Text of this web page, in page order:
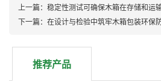
上一篇：稳定性测试可确保木箱在存储和运
下一篇：在设计与检验中筑牢木箱包装环保
推荐产品